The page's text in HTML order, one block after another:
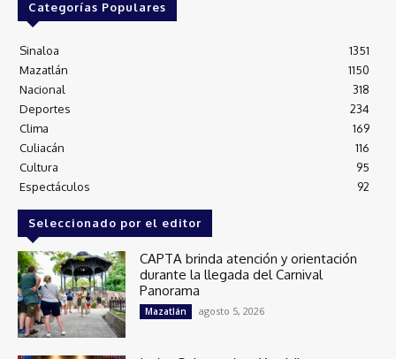
Categorías Populares
Sinaloa
1351
Mazatlán
1150
Nacional
318
Deportes
234
Clima
169
Culiacán
116
Cultura
95
Espectáculos
92
Seleccionado por el editor
CAPTA brinda atención y orientación
durante la llegada del Carnival
Panorama
Mazatlán agosto 5, 2026